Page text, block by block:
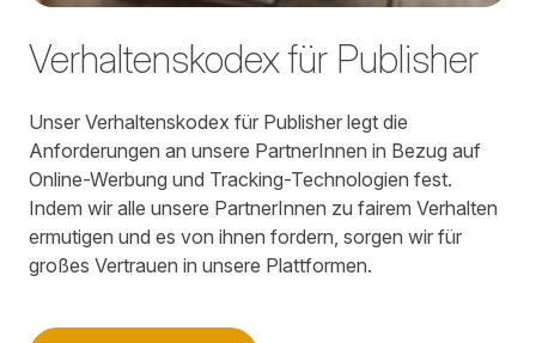
Verhaltenskodex für Publisher
Unser Verhaltenskodex für Publisher legt die
Anforderungen an unsere PartnerInnen in Bezug auf
Online-Werbung und Tracking-Technologien fest.
Indem wir alle unsere PartnerInnen zu fairem Verhalten
ermutigen und es von ihnen fordern, sorgen wir für
großes Vertrauen in unsere Plattformen.